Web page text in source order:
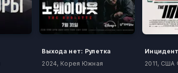
Выхода нет: Рулетка
2024, Корея Южная
Инцидент
2011, США